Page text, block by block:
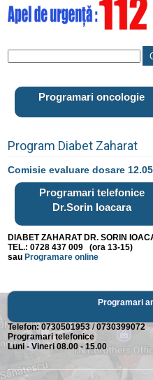
Programari oncologie
Program Diabet Zaharat
Comisie evaluare dosare
Programari telefonice
Dr.Sorin Ioacara
DIABET ZAHARAT DR. SORIN
TEL.: 0728 437 009 (ora 13-15)
sau Programare online
Programari
Telefon:0730501953/0730399072
Programari telefonice
Luni - Vineri 08.00 - 15.00